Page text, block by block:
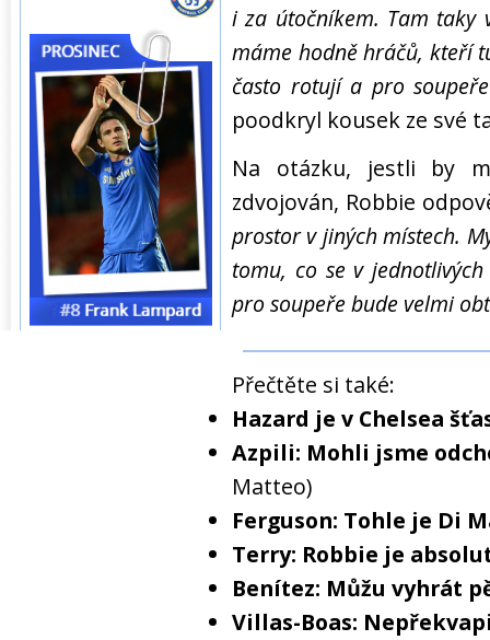
i za útočníkem. Tam taky
máme hodně hráčů, kteří
často rotují a pro
poodkryl kousek ze své
Na otázku, jestli by
zdvojován, Robbie
prostor v jiných místech.
tomu, co se v
pro soupeře bude velmi
Přečtěte si také:
Hazard je v Chelsea
Azpili: Mohli jsme
Matteo)
Ferguson: Tohle je Di
Terry: Robbie je
Benítez: Můžu vyhrát
Villas-Boas: